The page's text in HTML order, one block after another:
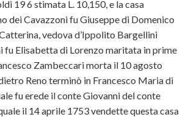
19 6 stimata L. 10,150, e la casa
dei Cavazzoni fu Giuseppe di Domenico
vedova d’Ippolito Bargellini
fu Elisabetta di Lorenzo maritata in prime
Zambeccari morta il 10 agosto
Reno terminò in Francesco Maria di
fu erede il conte Giovanni del conte
il 14 aprile 1753 vendette questa casa